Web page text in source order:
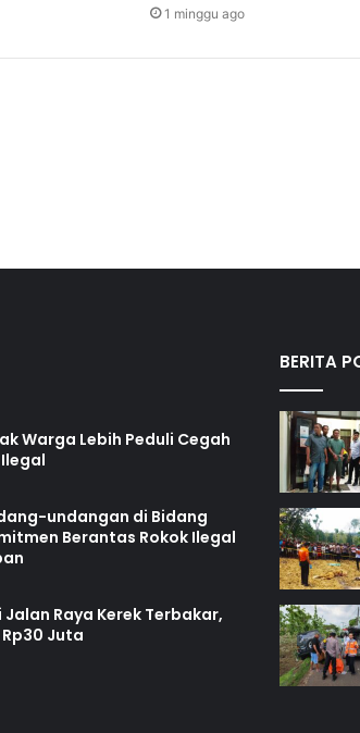
1 minggu ago
Warga Lebih Peduli Cegah
undangan di Bidang
Berantas Rokok Ilegal
Raya Kerek Terbakar,
Juta
BERITA